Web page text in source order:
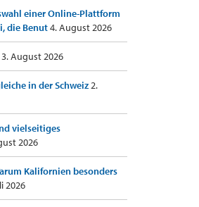
einer Online-Plattform
die Benut4. August 2026
3. August 2026
in der Schweiz2.
vielseitiges
2026
Kalifornien besonders
2026